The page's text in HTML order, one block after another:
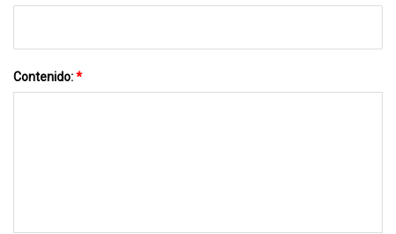
Contenido:*